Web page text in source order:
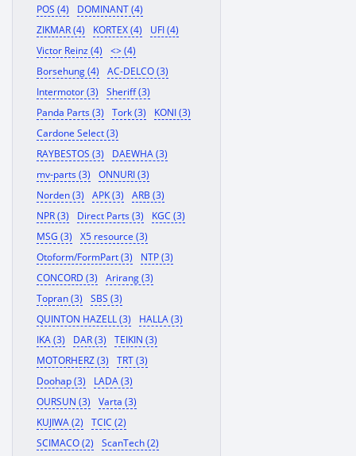
POS (4)
DOMINANT (4)
ZIKMAR (4)
KORTEX (4)
UFI (4)
Victor Reinz (4)
<> (4)
Borsehung (4)
AC-DELCO (3)
Intermotor (3)
Sheriff (3)
Panda Parts (3)
Tork (3)
KONI (3)
Cardone Select (3)
RAYBESTOS (3)
DAEWHA (3)
mv-parts (3)
ONNURI (3)
Norden (3)
APK (3)
ARB (3)
NPR (3)
Direct Parts (3)
KGC (3)
MSG (3)
X5 resource (3)
Otoform/FormPart (3)
NTP (3)
CONCORD (3)
Arirang (3)
Topran (3)
SBS (3)
QUINTON HAZELL (3)
HALLA (3)
IKA (3)
DAR (3)
TEIKIN (3)
MOTORHERZ (3)
TRT (3)
Doohap (3)
LADA (3)
OURSUN (3)
Varta (3)
KUJIWA (2)
TCIC (2)
SCIMACO (2)
ScanTech (2)